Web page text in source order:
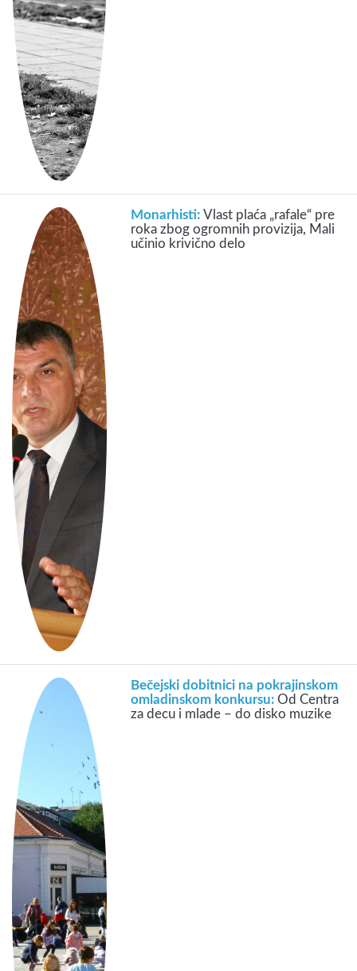
Monarhisti:Vlast plaća „rafale“ pre
roka zbog ogromnih provizija, Mali
učinio krivično delo
Bečejski dobitnici na pokrajinskom
omladinskom konkursu:Od Centra
za decu i mlade – do disko muzike